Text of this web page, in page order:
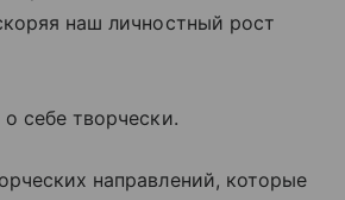
наш личностный рост
себе творчески.
направлений, которые